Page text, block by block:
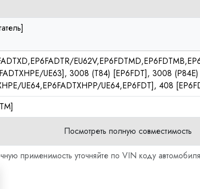
UE63], 3008 (T84) [EP6FDT], 3008
UE64,EP6FADTXHPP/UE64,EP6FDT], 408
Посмотреть полную совместимость
применимость уточняйте по VIN коду